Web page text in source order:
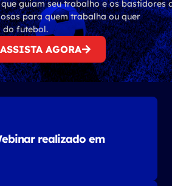
guiam seu trabalho e os bastidores
para quem trabalha ou quer
do futebol.
ASSISTA AGORA
realizado em